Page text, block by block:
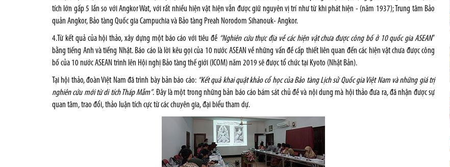
tích lớn gấp 5 lần so với Angkor Wat, với rất nhiều hiện vật hiện vẫn được giữ nguyên vị trí như từ khi phát hiện - (năm 1937); Trung tâm Bảo
quản Angkor, Bảo tàng Quốc gia Campuchia và Bảo tàng Preah Norodom Sihanouk- Angkor.
4.Từ kết quả của hội thảo, xây dựng một báo cáo với tiêu đề “Nghiên cứu thực địa về các hiện vật chưa được công bố ở 10 quốc gia ASEAN”
bằng tiếng Anh và tiếng Nhật. Báo cáo là lời kêu gọi của 10 nước ASEAN về những vấn đề cấp thiết liên quan đến các hiện vật chưa được công
bố của 10 nước ASEAN trình lên Hội nghị Bảo tàng thế giới (ICOM) năm 2019 sẽ được tổ chức tại Kyoto (Nhật Bản).
Tại hội thảo, đoàn Việt Nam đã trình bày bản báo cáo: “Kết quả khai quật khảo cổ học của Bảo tàng Lịch sử Quốc gia Việt Nam và những giá trị
nghiên cứu mới từ di tích Tháp Mẫm”. Đây là một trong những bản báo cáo bám sát chủ đề và nội dung mà hội thảo đưa ra, đã nhận được sự
quan tâm, trao đổi, thảo luận tích cực từ các chuyên gia, đại biểu tham dự.